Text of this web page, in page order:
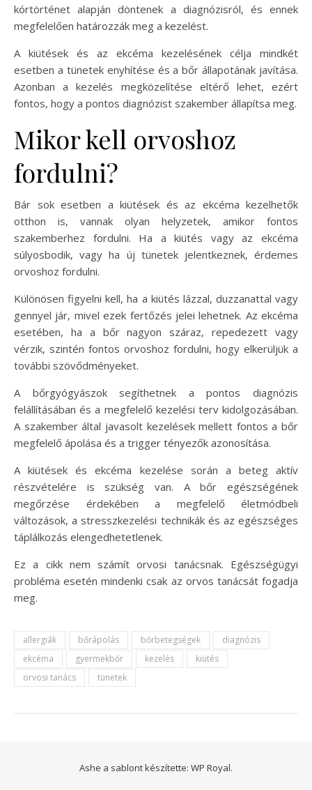
kórtörténet alapján döntenek a diagnózisról, és ennek
megfelelően határozzák meg a kezelést.
A kiütések és az ekcéma kezelésének célja mindkét
esetben a tünetek enyhítése és a bőr állapotának javítása.
Azonban a kezelés megközelítése eltérő lehet, ezért
fontos, hogy a pontos diagnózist szakember állapítsa meg.
Mikor kell orvoshoz
fordulni?
Bár sok esetben a kiütések és az ekcéma kezelhetők
otthon is, vannak olyan helyzetek, amikor fontos
szakemberhez fordulni. Ha a kiütés vagy az ekcéma
súlyosbodik, vagy ha új tünetek jelentkeznek, érdemes
orvoshoz fordulni.
Különösen figyelni kell, ha a kiütés lázzal, duzzanattal vagy
gennyel jár, mivel ezek fertőzés jelei lehetnek. Az ekcéma
esetében, ha a bőr nagyon száraz, repedezett vagy
vérzik, szintén fontos orvoshoz fordulni, hogy elkerüljük a
további szövődményeket.
A bőrgyógyászok segíthetnek a pontos diagnózis
felállításában és a megfelelő kezelési terv kidolgozásában.
A szakember által javasolt kezelések mellett fontos a bőr
megfelelő ápolása és a trigger tényezők azonosítása.
A kiütések és ekcéma kezelése során a beteg aktív
részvételére is szükség van. A bőr egészségének
megőrzése érdekében a megfelelő életmódbeli
változások, a stresszkezelési technikák és az egészséges
táplálkozás elengedhetetlenek.
Ez a cikk nem számít orvosi tanácsnak. Egészségügyi
probléma esetén mindenki csak az orvos tanácsát fogadja
meg.
allergiák bőrápolás bőrbetegségek
diagnózis
ekcéma
gyermekbőr kezelés
kiütés
orvosi tanács
tünetek
Ashe a sablont készítette: WP Royal.